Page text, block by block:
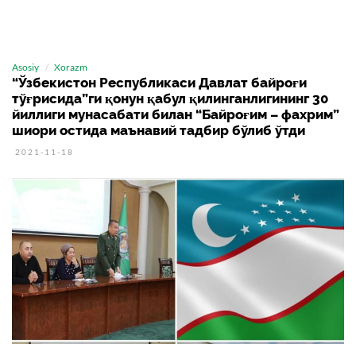
Asosiy Xorazm
“Ўзбекистон Республикаси Давлат байроғи
тўғрисида”ги қонун қабул қилинганлигининг 30
йиллиги мунасабати билан “Байроғим – фахрим”
шиори остида маънавий тадбир бўлиб ўтди
2021-11-18